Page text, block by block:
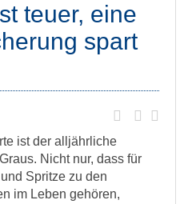
teuer, eine
spart
ist der alljährliche
Nicht nur, dass für
Spritze zu den
im Leben gehören,